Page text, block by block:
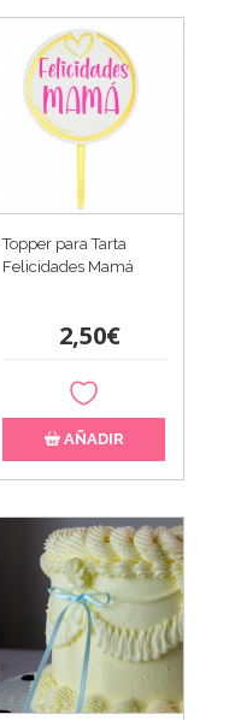
Topper para Tarta
Felicidades Mamá
2,50€
AÑADIR